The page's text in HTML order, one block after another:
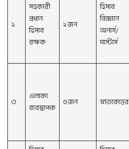
২
সহকারী
প্রধান
হিসাব
রক্ষক
২ জন
হিসাব
বিজ্ঞানে
অনার্স/
মাস্টার্স
৩
এলাকা
ব্যবস্থাপক
৫ জন স্নাতকোত্তর